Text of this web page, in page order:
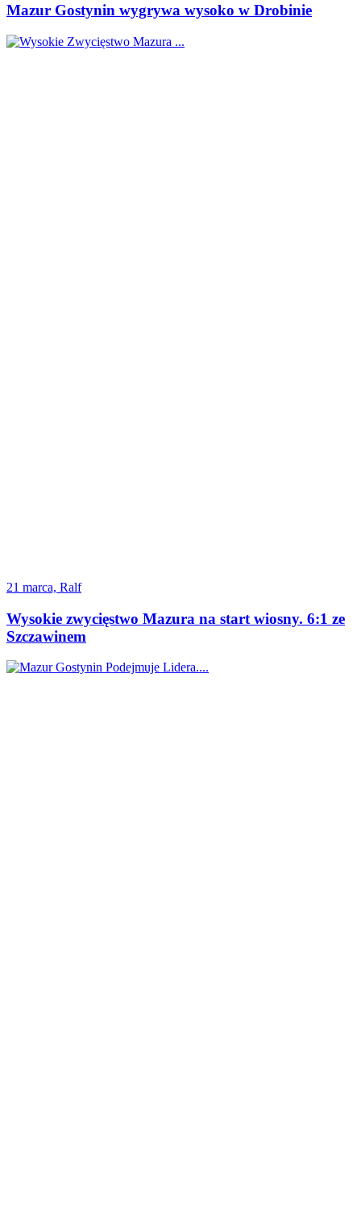
Mazur Gostynin wygrywa wysoko w Drobinie
21 marca, Ralf
Wysokie zwycięstwo Mazura na start wiosny. 6:1 ze
Szczawinem